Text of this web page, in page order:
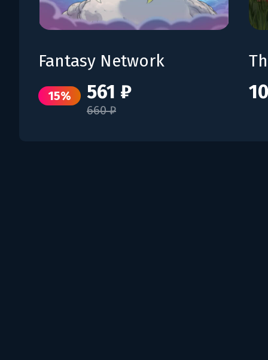
Fantasy Network
15% 561 ₽
660 ₽